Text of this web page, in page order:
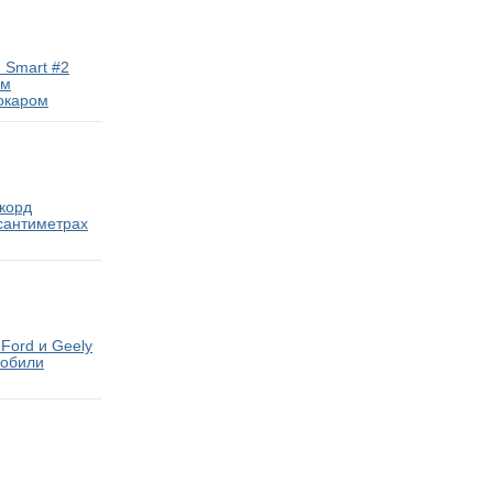
Smart #2
и Geely